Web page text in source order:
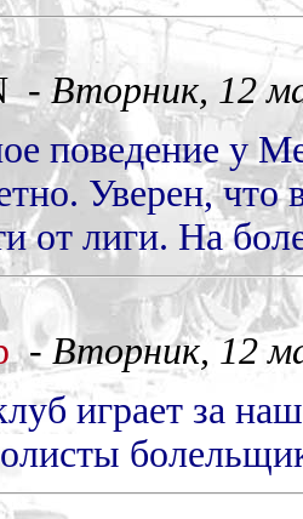
- Вторник, 12
поведение у
Уверен,
от лиги. На
-Вторник, 12
играет за